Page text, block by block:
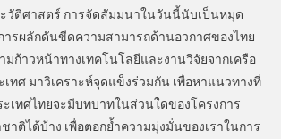
วัติศาสตร์ การจัดสัมมนาในวันนี้นับเป็นหมุด
รผลักดันขีดความสามารถด้านอวกาศของไทย
มก้าวหน้าทางเทคโนโลยีและงานวิจัยจากเครือ
ทศ มาวิเคราะห์จุดแข็งร่วมกัน เพื่อหาแนวทางที่
เทศไทยจะมีบทบาทในส่วนใดของโครงการ
าติได้บ้าง เพื่อตอกย้ำความมุ่งมั่นของเราในการ